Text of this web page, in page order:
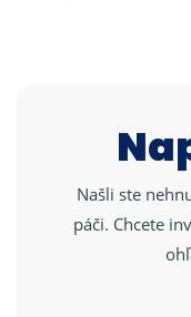
Našli ste
páči. Chcete